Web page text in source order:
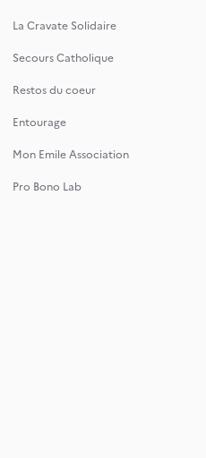
La Cravate Solidaire
Secours Catholique
Restos du coeur
Entourage
Mon Emile Association
Pro Bono Lab